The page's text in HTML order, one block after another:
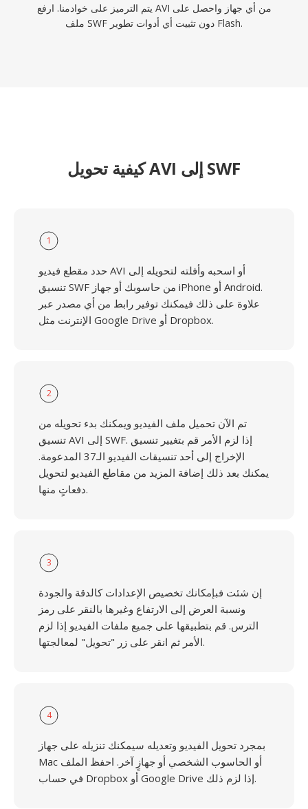
يتم الترميز على خوادمنا. ارفع AVI من أي جهاز واحصل على
ملف SWF دون تثبيت أي أدوات تطوير Flash.
كيفية تحويل AVI إلى SWF
1
حدد مقطع فيديو AVI أو اسحبه وأفلته لتحويله إلى
تنسيق SWF من حاسوبك أو جهاز iPhone أو Android.
علاوة على ذلك فيمكنك توفير رابط من أي مصدر عبر
الإنترنت مثل Google Drive أو Dropbox.
2
تم الآن تحميل ملف الفيديو ويمكنك بدء تحويله من
تنسيق AVI إلى SWF. إذا لزم الأمر قم بتغيير تنسيق
الإخراج إلى أحد تنسيقات الفيديو الـ37 المدعومة.
يمكنك بعد ذلك إضافة المزيد من مقاطع الفيديو لتحويل
دفعاتٍ منها.
3
إن شئت فبإمكانك تخصيص الإعدادات كالدقة والجودة
ونسبة العرض إلى الارتفاع وغيرها بالنقر على رمز
الترس. قم بتطبيقها على جميع ملفات الفيديو إذا لزم
الأمر ثم انقر على زر "تحويل" لمعالجتها.
4
بمجرد تحويل الفيديو وتعديله سيمكنك تنزيله على جهاز
Mac أو الحاسوب الشخصي أو جهازٍ آخر. احفظ الملف
في حساب Dropbox أو Google Drive إذا لزم ذلك.